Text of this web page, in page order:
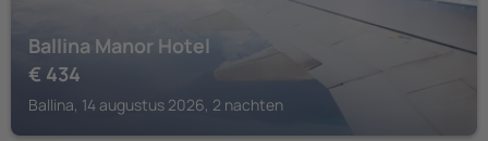
Ballina Manor Hotel
€ 434
Ballina, 14 augustus 2026, 2 nachten